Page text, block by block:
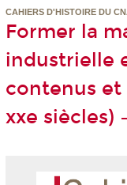
CAHIERS D'HISTOIRE DU
Former la
industrielle
contenus
xxe siècles)